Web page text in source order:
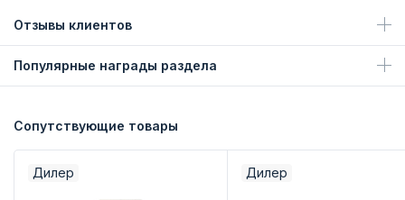
Отзывы клиентов
Популярные награды раздела
Сопутствующие товары
Дилер Дилер